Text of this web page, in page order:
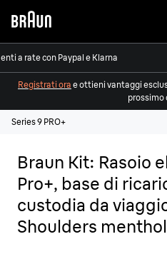
a rate con Paypal e Klarna
Registrati ora e ottieni vantaggi
prossimo
Series 9 PRO+
Braun Kit: Rasoio
Pro+, base di
custodia da
Shoulders